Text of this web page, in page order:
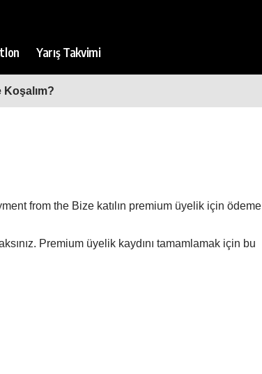
Yarış Takvimi
Koşalım?
from the Bize katılın premium üyelik için ödeme
Premium üyelik kaydını tamamlamak için bu